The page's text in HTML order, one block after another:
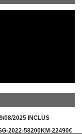
08/2025 INCLUS
2022-58200KM-22490€